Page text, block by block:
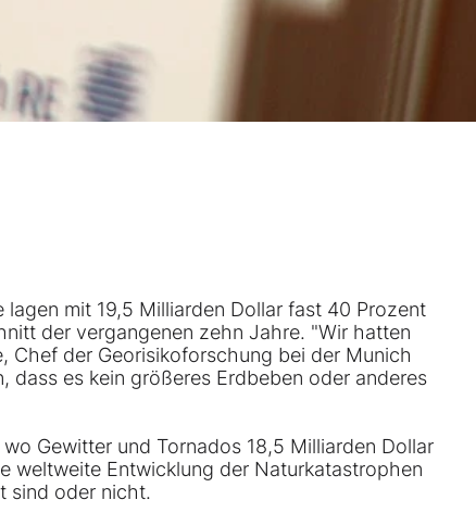
lagen mit 19,5 Milliarden Dollar fast 40 Prozent
der vergangenen zehn Jahre. "Wir hatten
Chef der Georisikoforschung bei der Munich
dass es kein größeres Erdbeben oder anderes
Gewitter und Tornados 18,5 Milliarden Dollar
weltweite Entwicklung der Naturkatastrophen
sind oder nicht.